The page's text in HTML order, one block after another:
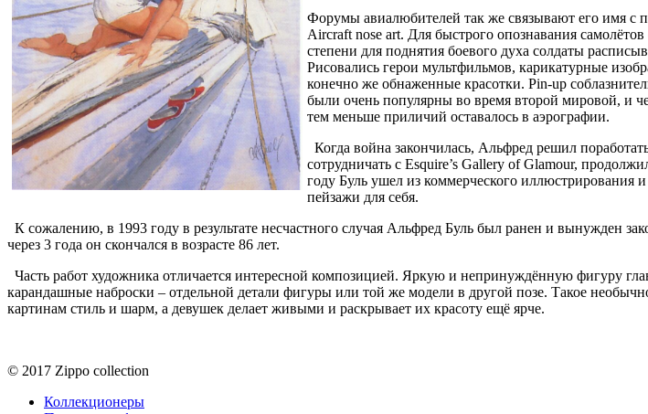
Форумы авиалюбителей так же связывают его имя с
Aircraft nose art. Для быстрого опознавания
степени для поднятия боевого духа солдаты
Рисовались герои мультфильмов, карикатурные
конечно же обнаженные красотки. Pin-up
были очень популярны во время второй мировой, и
тем меньше приличий оставалось в аэрографии.
Когда война закончилась, Альфред решил
сотрудничать с Esquire’s Gallery of Glamour,
году Буль ушел из коммерческого иллюстрирования
пейзажи для себя.
К сожалению, в 1993 году в результате несчастного случая Альфред Буль был ранен и вынужден
через 3 года он скончался в возрасте 86 лет.
Часть работ художника отличается интересной композицией. Яркую и непринуждённую фигуру
карандашные наброски – отдельной детали фигуры или той же модели в другой позе. Такое
картинам стиль и шарм, а девушек делает живыми и раскрывает их красоту ещё ярче.
© 2017 Zippo collection
Коллекционеры